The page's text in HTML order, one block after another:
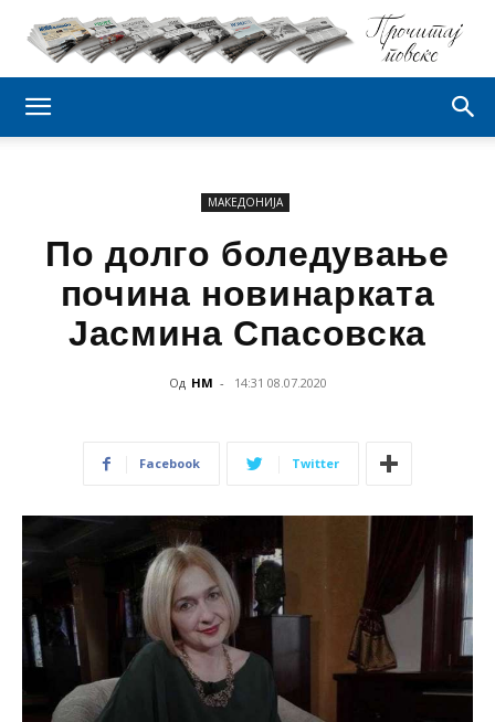
МАКЕДОНИЈА
По долго боледување
почина новинарката
Јасмина Спасовска
Од НМ - 14:31 08.07.2020
Facebook Twitter